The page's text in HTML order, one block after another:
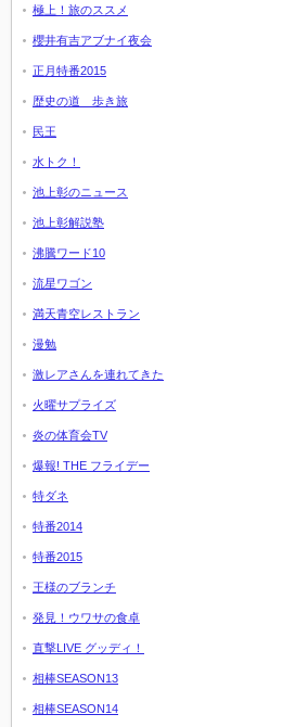
極上！旅のススメ
櫻井有吉アブナイ夜会
正月特番2015
歴史の道 歩き旅
民王
水トク！
池上彰のニュース
池上彰解説塾
沸騰ワード10
流星ワゴン
満天青空レストラン
漫勉
激レアさんを連れてきた
火曜サプライズ
炎の体育会TV
爆報! THE フライデー
特ダネ
特番2014
特番2015
王様のブランチ
発見！ウワサの食卓
直撃LIVE グッディ！
相棒SEASON13
相棒SEASON14